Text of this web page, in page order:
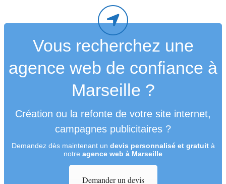
Vous recherchez une
agence web de confiance à
Marseille ?
Création ou la refonte de votre site internet,
campagnes publicitaires ?
Demandez dès maintenant un devis personnalisé et gratuità
notre agence web à Marseille
Demander un devis